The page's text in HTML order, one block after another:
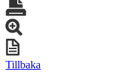
Tillbaka